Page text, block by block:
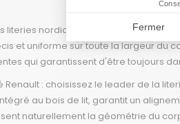
literies nordiques, Alta bénéficie de
et uniforme sur toute la largeur du
qui garantissent d'être toujours
Renault : choisissez le leader de la
au bois de lit, garantit un
naturellement la géométrie du